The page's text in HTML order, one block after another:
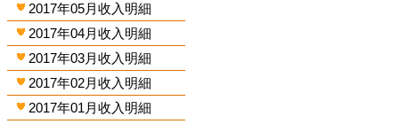
2017年05月收入明細
2017年04月收入明細
2017年03月收入明細
2017年02月收入明細
2017年01月收入明細